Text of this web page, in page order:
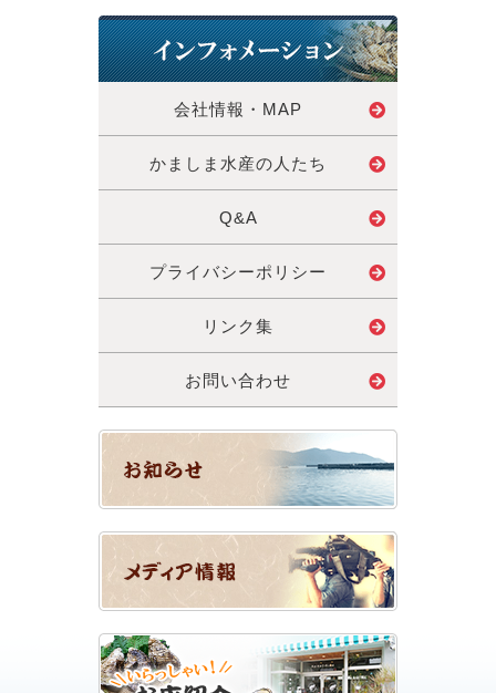
会社情報・MAP
かましま水産の人たち
Q&A
プライバシーポリシー
リンク集
お問い合わせ